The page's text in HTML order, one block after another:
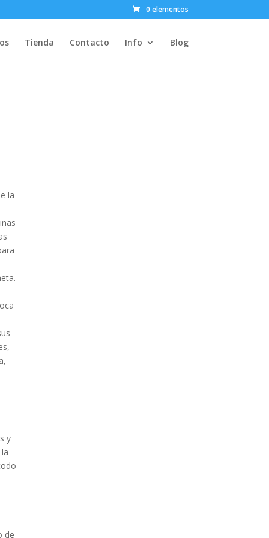
0 elementos
Tienda Contacto Info Blog
la
y
de